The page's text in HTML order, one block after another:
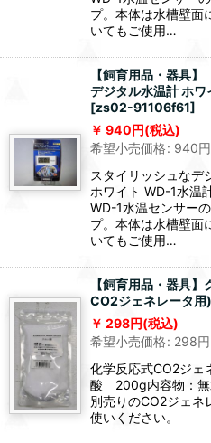
プ。本体は水槽壁面
いてもご使用…
【飼育用品・器具】
デジタル水温計 ホ
[zs02-91106f61]
940円(税込)
希望小売価格: 940円
スタイリッシュなデ
ホワイト WD-1水温
WD-1水温センサー
プ。本体は水槽壁面
いてもご使用…
【飼育用品・器具
CO2ジェネレータ用)
298円(税込)
希望小売価格: 298円
化学反応式CO2ジ
酸 200g内容物：無
別売りのCO2ジェ
使いください。